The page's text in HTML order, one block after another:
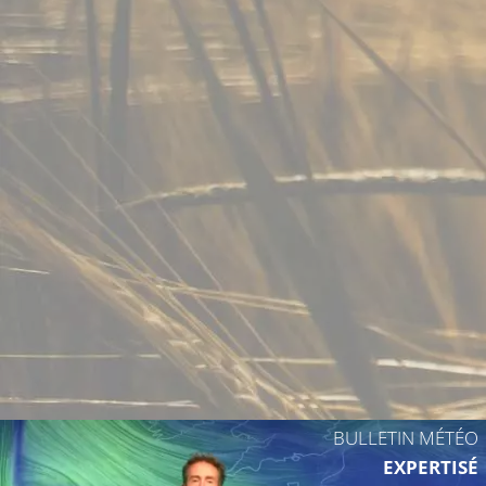
8°C
10°C
12°C
BULLETIN MÉTÉO
EXPERTISÉ